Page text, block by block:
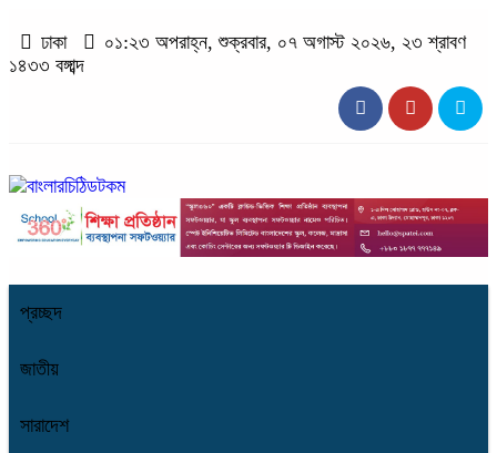
ঢাকা
০১:২৩ অপরাহ্ন, শুক্রবার, ০৭ অগাস্ট ২০২৬, ২৩ শ্রাবণ
১৪৩৩ বঙ্গাব্দ
প্রচ্ছদ
জাতীয়
সারাদেশ